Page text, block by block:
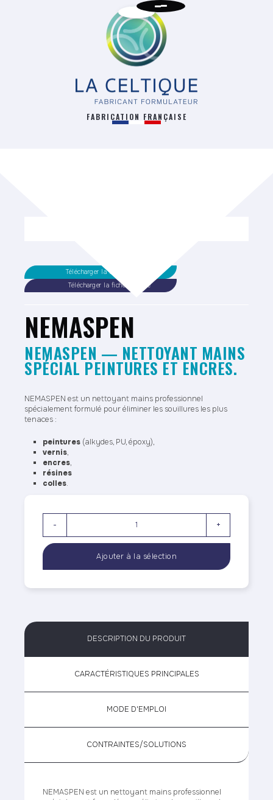
FABRICATION FRANÇAISE
Télécharger la fiche technique
Télécharger la fiche sécurité
NEMASPEN
NEMASPEN — NETTOYANT MAINS
SPÉCIAL PEINTURES ET ENCRES.
NEMASPEN est un nettoyant mains professionnel
spécialement formulé pour éliminer les souillures les plus
tenaces :
peintures (alkydes, PU, époxy),
vernis,
encres,
résines
colles.
- +
DESCRIPTION DU PRODUIT
CARACTÉRISTIQUES PRINCIPALES
MODE D'EMPLOI
CONTRAINTES/SOLUTIONS
NEMASPEN est un nettoyant mains professionnel